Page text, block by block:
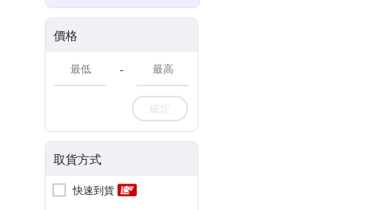
價格
-
確定
取貨方式
快速到貨